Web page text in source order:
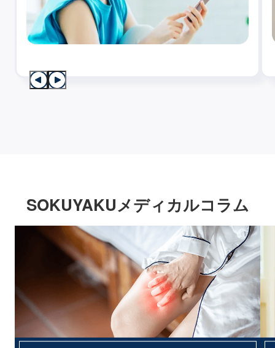
SOKUYAKUメディカルコラム